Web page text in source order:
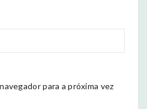
para a próxima vez